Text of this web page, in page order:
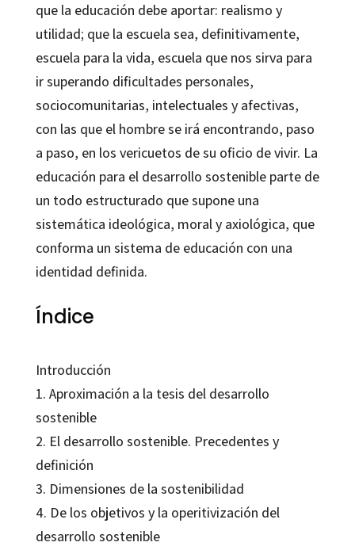
que la educación debe aportar: realismo y
utilidad; que la escuela sea, definitivamente,
escuela para la vida, escuela que nos sirva para
ir superando dificultades personales,
sociocomunitarias, intelectuales y afectivas,
con las que el hombre se irá encontrando, paso
a paso, en los vericuetos de su oficio de vivir. La
educación para el desarrollo sostenible parte de
un todo estructurado que supone una
sistemática ideológica, moral y axiológica, que
conforma un sistema de educación con una
identidad definida.
Índice
Introducción
1. Aproximación a la tesis del desarrollo
sostenible
2. El desarrollo sostenible. Precedentes y
definición
3. Dimensiones de la sostenibilidad
4. De los objetivos y la operitivización del
desarrollo sostenible